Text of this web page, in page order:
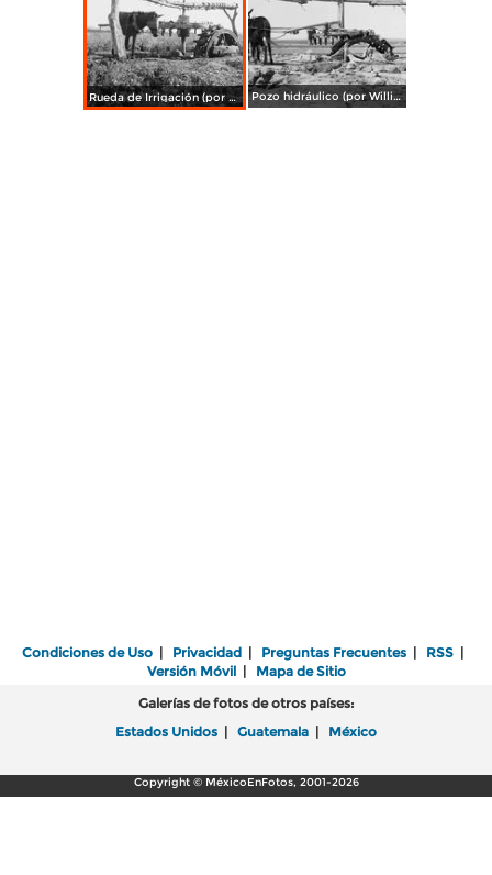
Rueda de Irrigación (por William Henry Jackson, c. 1888) Pozo hidráulico (por William Henry Jackson, c. 1888)
Condiciones de Uso | Privacidad | Preguntas Frecuentes | RSS |
Versión Móvil| Mapa de Sitio
Galerías de fotos de otros países:
Estados Unidos | Guatemala | México
Copyright © MéxicoEnFotos, 2001-2026